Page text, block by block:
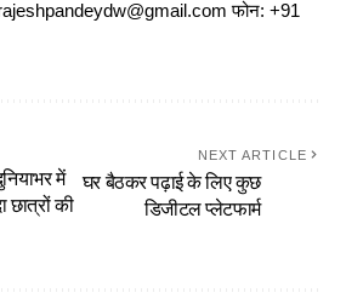
फोन: +91
में
छात्रों की
NEXT ARTICLE
घर बैठकर पढ़ाई के लिए कुछ
डिजीटल प्लेटफार्म